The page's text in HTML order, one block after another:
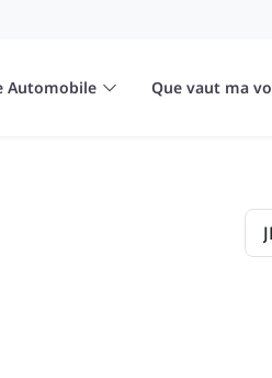
Automobile Que vaut ma